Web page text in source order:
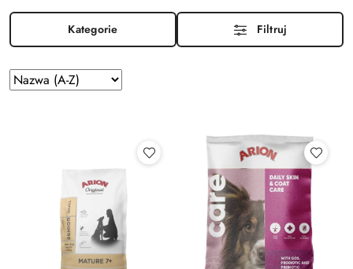
Kategorie Filtruj
Zastosowano
sortowanie:
Sortuj
według